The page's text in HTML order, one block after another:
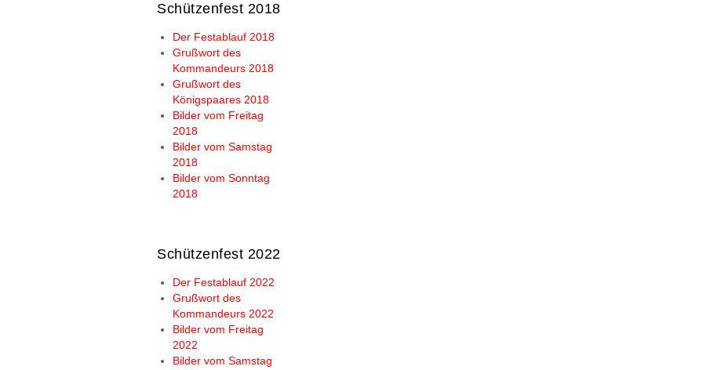
Schützenfest 2018
Der Festablauf 2018
Grußwort des
Kommandeurs 2018
Grußwort des
Königspaares 2018
Bilder vom Freitag
2018
Bilder vom Samstag
2018
Bilder vom Sonntag
2018
Schützenfest 2022
Der Festablauf 2022
Grußwort des
Kommandeurs 2022
Bilder vom Freitag
2022
Bilder vom Samstag